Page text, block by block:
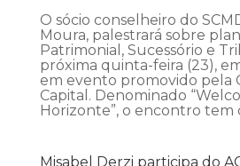
O sócio conselheiro do
Moura, palestrará sobre
Patrimonial, Sucessório e
próxima quinta-feira (23),
em evento promovido pela
Capital. Denominado
Horizonte”, o encontro tem
Misabel Derzi participa do